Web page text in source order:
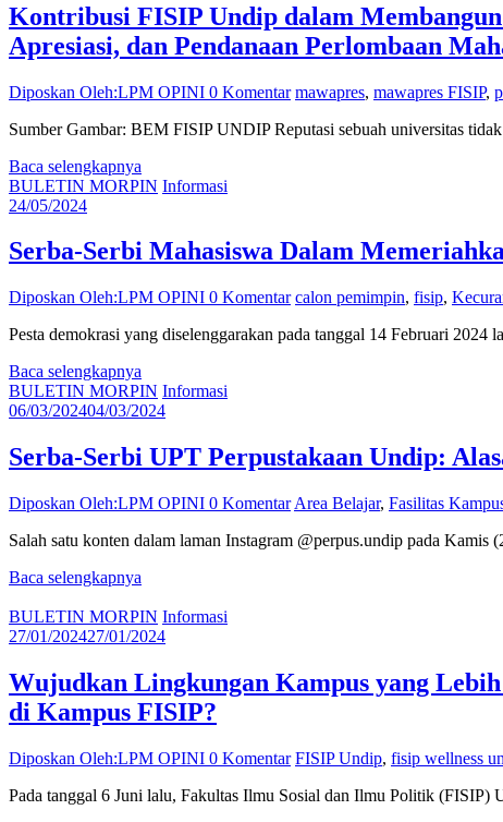
Kontribusi FISIP Undip dalam
Apresiasi, dan Pendanaan Perlombaan
Diposkan Oleh:LPM OPINI 0 Komentar mawapres, mawapres FISIP,
Sumber Gambar: BEM FISIP UNDIP Reputasi sebuah universitas
Baca selengkapnya
BULETIN MORPIN Informasi
24/05/2024
Serba-Serbi Mahasiswa Dalam
Diposkan Oleh:LPM OPINI 0 Komentar calon pemimpin, fisip,
Pesta demokrasi yang diselenggarakan pada tanggal 14 Februari
Baca selengkapnya
BULETIN MORPIN Informasi
06/03/202404/03/2024
Serba-Serbi UPT Perpustakaan Undip:
Diposkan Oleh:LPM OPINI 0 Komentar Area Belajar, Fasilitas
Salah satu konten dalam laman Instagram @perpus.undip pada
Baca selengkapnya
BULETIN MORPIN Informasi
27/01/202427/01/2024
Wujudkan Lingkungan Kampus yang
di Kampus FISIP?
Diposkan Oleh:LPM OPINI 0 Komentar FISIP Undip, fisip wellness
Pada tanggal 6 Juni lalu, Fakultas Ilmu Sosial dan Ilmu Politik